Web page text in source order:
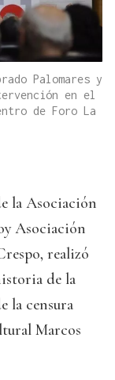
Palomares y
en el
de Foro La
la Asociación
Asociación
realizó
de la
la censura
Marcos